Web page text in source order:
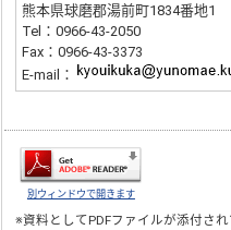
熊本県球磨郡湯前町1834番地1
Tel：0966-43-2050
Fax：0966-43-3373
E-mail：
別ウィンドウで開きます
※資料としてPDFファイルが添付さ